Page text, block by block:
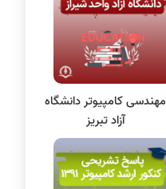
مهندسی کامپیوتر دانشگاه
آزاد تبریز